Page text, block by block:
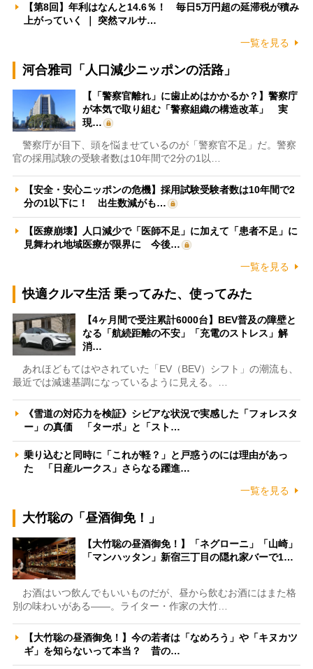
【第8回】年利はなんと14.6％！ 毎日5万円超の延滞税が積み
上がっていく ｜ 突然マルサ…
一覧を見る
河合雅司「人口減少ニッポンの活路」
【「警察官離れ」に歯止めはかかるか？】警察庁
が本気で取り組む「警察組織の構造改革」 実
現…
警察庁が目下、頭を悩ませているのが「警察官不足」だ。警察
官の採用試験の受験者数は10年間で2分の1以…
【安全・安心ニッポンの危機】採用試験受験者数は10年間で2
分の1以下に！ 出生数減がも…
【医療崩壊】人口減少で「医師不足」に加えて「患者不足」に
見舞われ地域医療が限界に 今後…
一覧を見る
快適クルマ生活 乗ってみた、使ってみた
【4ヶ月間で受注累計6000台】BEV普及の障壁と
なる「航続距離の不安」「充電のストレス」解
消…
あれほどもてはやされていた「EV（BEV）シフト」の潮流も、
最近では減速基調になっているように見える。…
《雪道の対応力を検証》シビアな状況で実感した「フォレスタ
ー」の真価 「ターボ」と「スト…
乗り込むと同時に「これが軽？」と戸惑うのには理由があっ
た 「日産ルークス」さらなる躍進…
一覧を見る
大竹聡の「昼酒御免！」
【大竹聡の昼酒御免！】「ネグローニ」「山崎」
「マンハッタン」新宿三丁目の隠れ家バーで1…
お酒はいつ飲んでもいいものだが、昼から飲むお酒にはまた格
別の味わいがある――。ライター・作家の大竹…
【大竹聡の昼酒御免！】今の若者は「なめろう」や「キヌカツ
ギ」を知らないって本当？ 昔の…